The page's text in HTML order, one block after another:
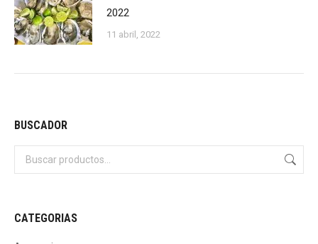
2022
11 abril, 2022
BUSCADOR
CATEGORIAS